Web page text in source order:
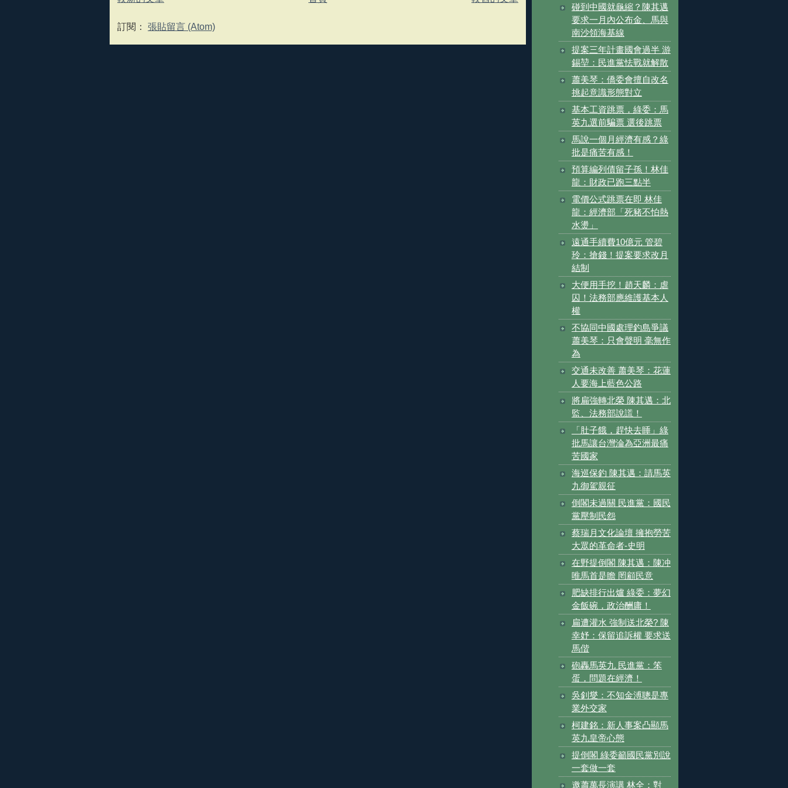
訂閱： 張貼留言 (Atom)
碰到中國就龜縮？陳其邁
要求一月內公布金、馬與
南沙領海基線
提案三年計畫國會過半 游
錫堃：民進黨怯戰就解散
蕭美琴：僑委會擅自改名
挑起意識形態對立
基本工資跳票，綠委：馬
英九選前騙票 選後跳票
馬說一個月經濟有感？綠
批是痛苦有感！
預算編列債留子孫！林佳
龍：財政已跑三點半
電價公式跳票在即 林佳
龍：經濟部「死豬不怕熱
水燙」
遠通手續費10億元 管碧
玲：搶錢！提案要求改月
結制
大便用手挖！趙天麟：虐
囚！法務部應維護基本人
權
不協同中國處理釣島爭議
蕭美琴：只會聲明 毫無作
為
交通未改善 蕭美琴：花蓮
人要海上藍色公路
將扁強轉北榮 陳其邁：北
監、法務部說謊！
「肚子餓，趕快去睡」綠
批馬讓台灣淪為亞洲最痛
苦國家
海巡保釣 陳其邁：請馬英
九御駕親征
倒閣未過關 民進黨：國民
黨壓制民怨
蔡瑞月文化論壇 擁抱勞苦
大眾的革命者-史明
在野提倒閣 陳其邁：陳冲
唯馬首是瞻 罔顧民意
肥缺排行出爐 綠委：夢幻
金飯碗，政治酬庸！
扁遭灌水 強制送北榮? 陳
幸妤：保留追訴權 要求送
馬偕
砲轟馬英九 民進黨：笨
蛋，問題在經濟！
吳釗燮：不知金溥聰是專
業外交家
柯建銘：新人事案凸顯馬
英九皇帝心態
提倒閣 綠委籲國民黨別說
一套做一套
邀蕭萬長演講 林全：對